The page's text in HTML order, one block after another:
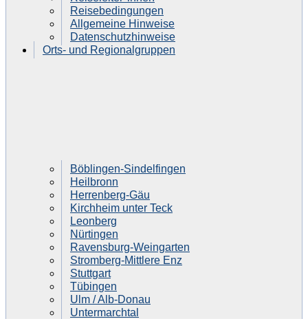
Reisebedingungen
Allgemeine Hinweise
Datenschutzhinweise
Orts- und Regionalgruppen
Böblingen-Sindelfingen
Heilbronn
Herrenberg-Gäu
Kirchheim unter Teck
Leonberg
Nürtingen
Ravensburg-Weingarten
Stromberg-Mittlere Enz
Stuttgart
Tübingen
Ulm / Alb-Donau
Untermarchtal